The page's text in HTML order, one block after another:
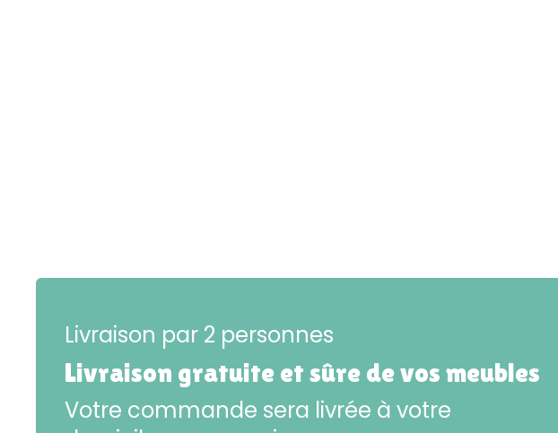
Livraison par 2 personnes
Livraison gratuite et sûre de vos meubles
Votre commande sera livrée à votre